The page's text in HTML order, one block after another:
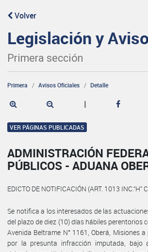
Volver
Legislación y
Primera sección
Primera Avisos Oficiales Detalle
|
VER PÁGINAS PUBLICADAS
ADMINISTRACIÓN
PÚBLICOS - ADUANA
EDICTO DE NOTIFICACIÓN (ART. 1013 INC.“H”
Se notifica a los interesados de las
del plazo de diez (10) días hábiles perentorios
Avenida Beltrame N° 1161, Oberá, Misiones
por la presunta infracción imputada, bajo